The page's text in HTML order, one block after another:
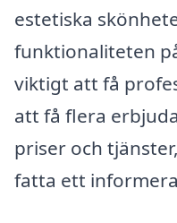
estetiska
funktionaliteten
viktigt att få
att få flera
priser och
fatta ett